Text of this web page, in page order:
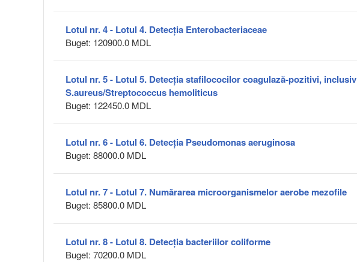
Lotul nr. 4 - Lotul 4. Detecția Enterobacteriaceae
Buget: 120900.0 MDL
Lotul nr. 5 - Lotul 5. Detecția stafilococilor coagulază-pozitivi, inclusiv
S.aureus/Streptococcus hemoliticus
Buget: 122450.0 MDL
Lotul nr. 6 - Lotul 6. Detecția Pseudomonas aeruginosa
Buget: 88000.0 MDL
Lotul nr. 7 - Lotul 7. Numărarea microorganismelor aerobe mezofile
Buget: 85800.0 MDL
Lotul nr. 8 - Lotul 8. Detecția bacteriilor coliforme
Buget: 70200.0 MDL